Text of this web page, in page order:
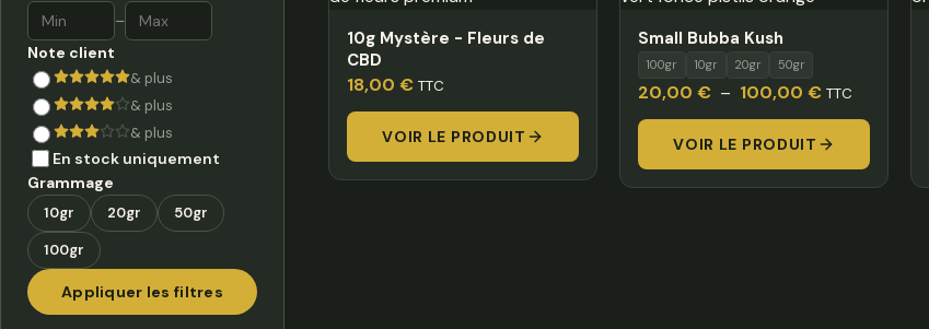
–
Note client
& plus
& plus
& plus
En stock uniquement
Grammage
10gr 20gr
50gr
100gr
Appliquer les filtres
10g Mystère - Fleurs de
CBD
18,00 € TTC
VOIR LE PRODUIT
Small Bubba Kush
100gr 10gr 20gr 50gr
20,00 € – 100,00 €Plage
de
prix :
20,00 €
TTC
VOIR LE PRODUIT